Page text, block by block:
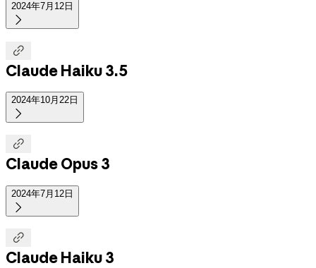
2024年7月12日


Claude Haiku 3.5
2024年10月22日


Claude Opus 3
2024年7月12日


Claude Haiku 3